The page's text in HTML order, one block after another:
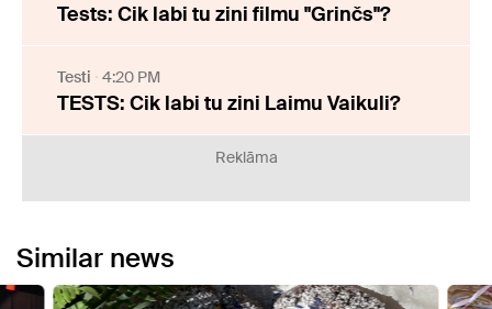
Tests: Cik labi tu zini filmu "Grinčs"?
Testi 4:20 PM
TESTS: Cik labi tu zini Laimu Vaikuli?
Reklāma
Similar news